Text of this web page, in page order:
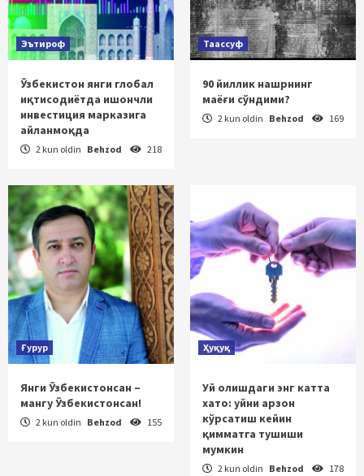
Эътироф
Ўзбекистон янги глобал
иқтисодиётда ишончли
инвестиция марказига
айланмоқда
2 kun oldin Behzod 218
Таассуф
90 йиллик нашрнинг
маёғи сўндими?
2 kun oldin Behzod 169
Ғурур
Янги Ўзбекистонсан –
мангу Ўзбекистонсан!
2 kun oldin Behzod 155
Ҳуқуқ
Уй олишдаги энг катта
хато: уйни арзон
кўрсатиш кейин
қимматга тушиши
мумкин
2 kun oldin Behzod 178